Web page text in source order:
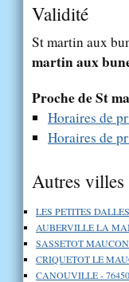
Validité
St martin aux
martin aux
Proche de St
Horaires de
Horaires de
Autres villes
LES PETITES
AUBERVILLE LA
SASSETOT
CRIQUETOT LE
CANOUVILLE - 76450